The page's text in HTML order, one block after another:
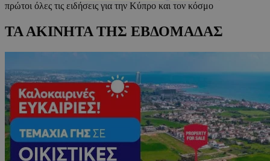
πρώτοι όλες τις ειδήσεις για την Κύπρο και τον κόσμο
ΤΑ ΑΚΙΝΗΤΑ ΤΗΣ ΕΒΔΟΜΑΔΑΣ